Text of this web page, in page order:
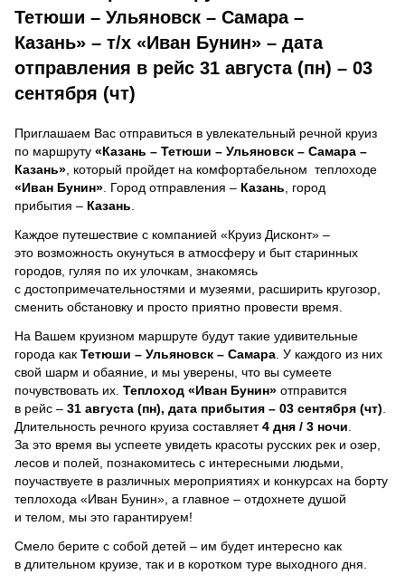
Тетюши – Ульяновск – Самара –
Казань» – т/х «Иван Бунин» – дата
отправления в рейс 31 августа (пн) – 03
сентября (чт)
Приглашаем Вас отправиться в увлекательный речной круиз
по маршруту «Казань – Тетюши – Ульяновск – Самара –
Казань» , который пройдет на комфортабельном теплоходе
«Иван Бунин» . Город отправления – Казань , город
прибытия – Казань
Каждое путешествие с компанией «Круиз Дисконт» –
это возможность окунуться в атмосферу и быт старинных
городов, гуляя по их улочкам, знакомясь
с достопримечательностями и музеями, расширить кругозор,
сменить обстановку и просто приятно провести время.
На Вашем круизном маршруте будут такие удивительные
города как Тетюши – Ульяновск – Самара . У каждого из них
свой шарм и обаяние, и мы уверены, что вы сумеете
почувствовать их. Теплоход «Иван Бунин» отправится
в рейс – 31 августа (пн), дата прибытия – 03 сентября (чт)
Длительность речного круиза составляет4 дня / 3 ночи
За это время вы успеете увидеть красоты русских рек и озер,
лесов и полей, познакомитесь с интересными людьми,
поучаствуете в различных мероприятиях и конкурсах на борту
теплохода «Иван Бунин», а главное – отдохнете душой
и телом, мы это гарантируем!
Смело берите с собой детей – им будет интересно как
в длительном круизе, так и в коротком туре выходного дня.